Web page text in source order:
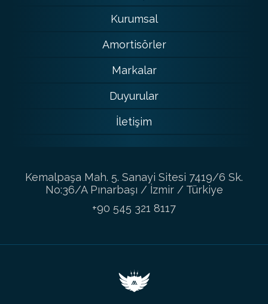
Kurumsal
Amortisörler
Markalar
Duyurular
İletişim
Kemalpaşa Mah. 5. Sanayi Sitesi 7419/6 Sk.
No:36/A Pınarbaşı / İzmir / Türkiye
+90 545 321 8117